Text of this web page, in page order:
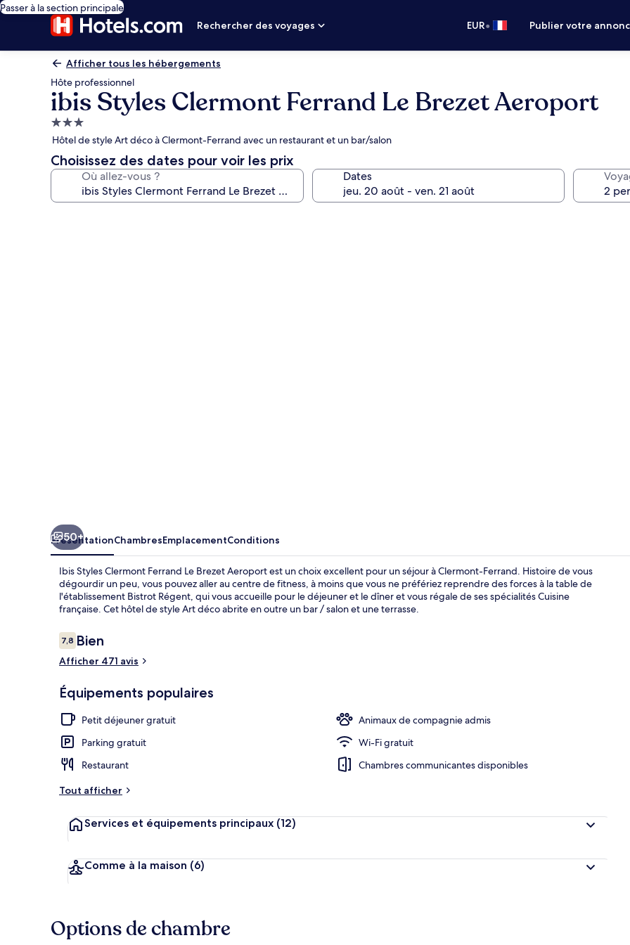
Passer à la section principale
Rechercher des voyages
EUR• Publier votre
Afficher tous les hébergements
Hôte professionnel
ibis Styles Clermont Ferrand Le Brezet Aeroport
Hébergement
3.0 étoiles
Hôtel de style Art déco à Clermont-Ferrand avec un restaurant et un bar/salon
Choisissez des dates pour voir les prix
Où allez-vous ? Dates
Chambre
50+
PrésentationChambresEmplacementConditions
Ibis Styles Clermont Ferrand Le Brezet Aeroport est un choix excellent pour un séjour à Clermont-Ferrand. Histoire de vous
dégourdir un peu, vous pouvez aller au centre de fitness, à moins que vous ne préfériez reprendre des forces à la table de
l'établissement Bistrot Régent, qui vous accueille pour le déjeuner et le dîner et vous régale de ses spécialités Cuisine
française. Cet hôtel de style Art déco abrite en outre un bar / salon et une terrasse.
Avis
voyageurs
7,87,8 sur 10
Bien
Afficher 471 avis
Équipements populaires
Petit déjeuner gratuit
Animaux de compagnie admis
Parking gratuit
Wi-Fi gratuit
Restaurant
Chambres communicantes disponibles
Tout afficher
Services et équipements principaux (12)
Comme à la maison (6)
Options de chambre